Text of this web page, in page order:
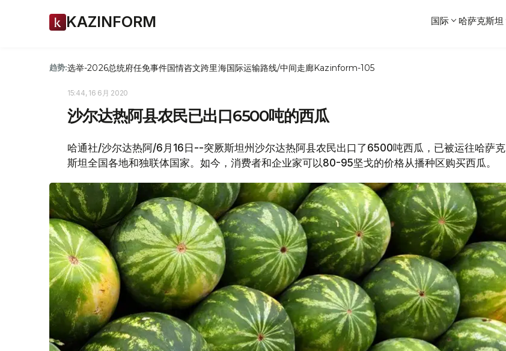
KAZINFORM 国际 哈萨克斯坦
趋势:选举-2026总统府任免事件国情咨文跨里海国际运输路线/中间走廊Kazinform-105
15:44, 16 6月 2020
沙尔达热阿县农民已出口6500吨的西瓜
哈通社/沙尔达热阿/6月16日--突厥斯坦州沙尔达热阿县农民出口了6500吨西瓜，已被运往哈萨克
斯坦全国各地和独联体国家。如今，消费者和企业家可以80-95坚戈的价格从播种区购买西瓜。